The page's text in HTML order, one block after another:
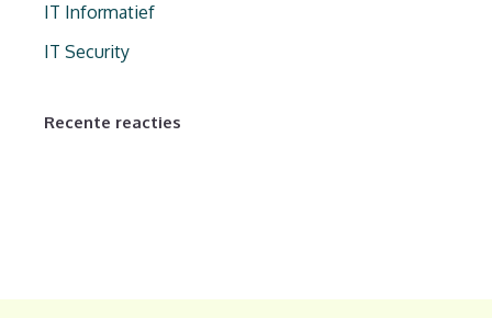
IT Informatief
IT Security
Recente reacties